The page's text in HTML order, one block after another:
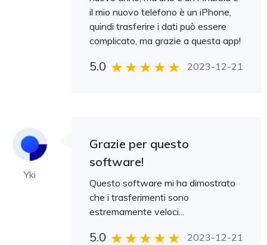
il mio nuovo telefono è un iPhone,
quindi trasferire i dati può essere
complicato, ma grazie a questa app!
5.0 2023-12-21
Yki
Grazie per questo
software!
Questo software mi ha dimostrato
che i trasferimenti sono
estremamente veloci...
5.0 2023-12-21